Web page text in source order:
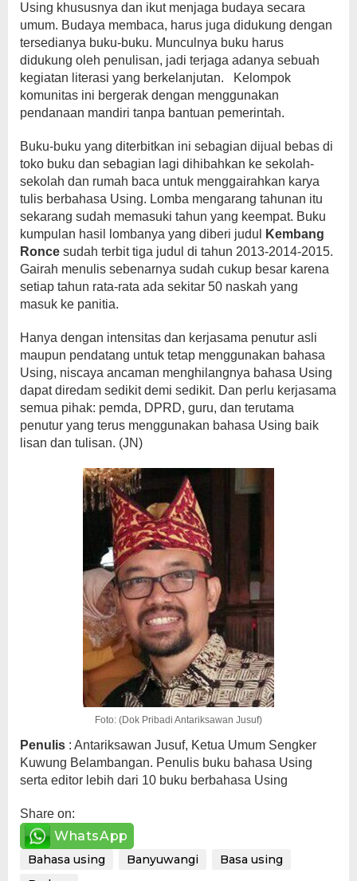
Using khususnya dan ikut menjaga budaya secara
umum. Budaya membaca, harus juga didukung dengan
tersedianya buku-buku. Munculnya buku harus
didukung oleh penulisan, jadi terjaga adanya sebuah
kegiatan literasi yang berkelanjutan. Kelompok
komunitas ini bergerak dengan menggunakan
pendanaan mandiri tanpa bantuan pemerintah.
Buku-buku yang diterbitkan ini sebagian dijual bebas di
toko buku dan sebagian lagi dihibahkan ke sekolah-
sekolah dan rumah baca untuk menggairahkan karya
tulis berbahasa Using. Lomba mengarang tahunan itu
sekarang sudah memasuki tahun yang keempat. Buku
kumpulan hasil lombanya yang diberi judul
Kembang
Ronce sudah terbit tiga judul di tahun 2013-2014-2015.
Gairah menulis sebenarnya sudah cukup besar karena
setiap tahun rata-rata ada sekitar 50 naskah yang
masuk ke panitia.
Hanya dengan intensitas dan kerjasama penutur asli
maupun pendatang untuk tetap menggunakan bahasa
Using, niscaya ancaman menghilangnya bahasa Using
dapat diredam sedikit demi sedikit. Dan perlu kerjasama
semua pihak: pemda, DPRD, guru, dan terutama
penutur yang terus menggunakan bahasa Using baik
lisan dan tulisan. (JN)
Foto: (Dok Pribadi Antariksawan Jusuf)
Penulis : Antariksawan Jusuf, Ketua Umum Sengker
Kuwung Belambangan. Penulis buku bahasa Using
serta editor lebih dari 10 buku berbahasa Using
Share on:
WhatsApp
Bahasa using Banyuwangi
Basa using